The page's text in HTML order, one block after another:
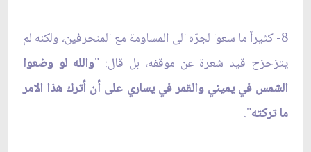
8- كثيراً ما سعوا لجرّه الى المساومة مع المنحرفين، ولكنه لم
يتزحزح قيد شعرة عن موقفه، بل قال: "والله لو وضعوا
الشمس في يميني والقمر في يساري على أن أترك هذا الامر
ما تركته".